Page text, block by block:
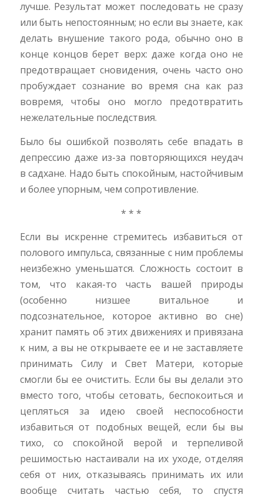
лучше. Результат может последовать не сразу
или быть непостоянным; но если вы знаете, как
делать внушение такого рода, обычно оно в
конце концов берет верх: даже когда оно не
предотвращает сновидения, очень часто оно
пробуждает сознание во время сна как раз
вовремя, чтобы оно могло предотвратить
нежелательные последствия.
Было бы ошибкой позволять себе впадать в
депрессию даже из-за повторяющихся неудач
в садхане. Надо быть спокойным, настойчивым
и более упорным, чем сопротивление.
* * *
Если вы искренне стремитесь избавиться от
полового импульса, связанные с ним проблемы
неизбежно уменьшатся. Сложность состоит в
том, что какая-то часть вашей природы
(особенно низшее витальное и
подсознательное, которое активно во сне)
хранит память об этих движениях и привязана
к ним, а вы не открываете ее и не заставляете
принимать Силу и Свет Матери, которые
смогли бы ее очистить. Если бы вы делали это
вместо того, чтобы сетовать, беспокоиться и
цепляться за идею своей неспособности
избавиться от подобных вещей, если бы вы
тихо, со спокойной верой и терпеливой
решимостью настаивали на их уходе, отделяя
себя от них, отказываясь принимать их или
вообще считать частью себя, то спустя